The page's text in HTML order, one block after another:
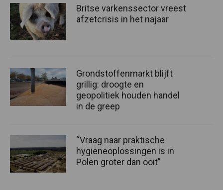
Britse varkenssector vreest
afzetcrisis in het najaar
Grondstoffenmarkt blijft
grillig: droogte en
geopolitiek houden handel
in de greep
“Vraag naar praktische
hygieneoplossingen is in
Polen groter dan ooit”